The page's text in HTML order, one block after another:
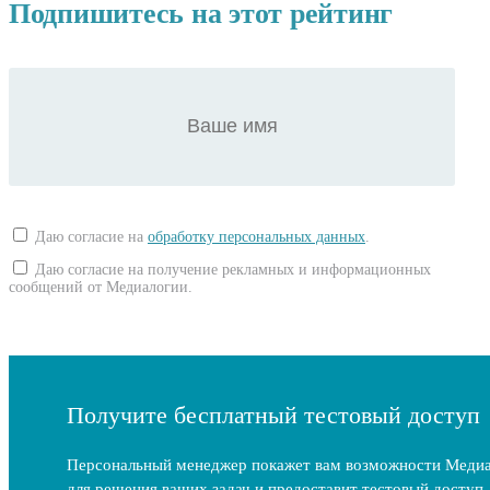
Подпишитесь на этот рейтинг
Даю согласие на обработку персональных данных
Даю согласие на получение рекламных и информационных
сообщений от Медиалогии.
Получите бесплатный тестовый доступ
Персональный менеджер покажет вам возможности